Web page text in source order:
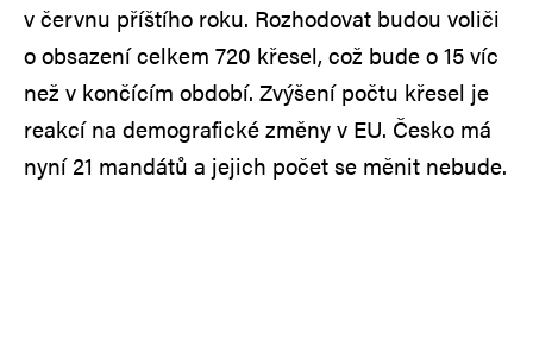
v červnu příštího roku. Rozhodovat budou voliči
o obsazení celkem 720 křesel, což bude o 15 víc
než v končícím období. Zvýšení počtu křesel je
reakcí na demografické změny v EU. Česko má
nyní 21 mandátů a jejich počet se měnit nebude.